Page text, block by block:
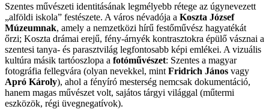
Szentes művészeti identitásának legmélyebb rétege az úgynevezett
„alföldi iskola” festészete. A város névadója a Koszta József
Múzeumnak, amely a nemzetközi hírű festőművész hagyatékát
őrzi; Koszta drámai erejű, fény-árnyék kontrasztokra épülő vásznai a
szentesi tanya- és parasztvilág legfontosabb képi emlékei. A vizuális
kultúra másik tartóoszlopa a fotóművészet: Szentes a magyar
fotográfia fellegvára (olyan nevekkel, mint Fridrich János vagy
Apró Károly), ahol a fényíró mesterség nemcsak dokumentáció,
hanem magas művészet volt, sajátos tárgyi világgal (műtermi
eszközök, régi üvegnegatívok).